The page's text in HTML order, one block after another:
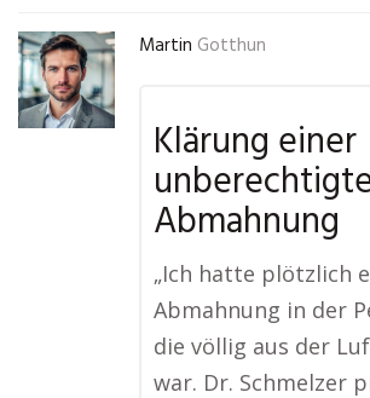
Martin Gotthun
Klärung einer
Abmahnung
„Ich hatte plötzlich
Abmahnung in der
die völlig aus der
war. Dr. Schmelzer